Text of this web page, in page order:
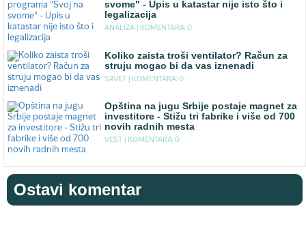
svome" - Upis u katastar nije isto što i
legalizacija
ANALIZA | KOMENTARA: 0
Koliko zaista troši ventilator? Račun za
struju mogao bi da vas iznenadi
SAVET | KOMENTARA: 0
Opština na jugu Srbije postaje magnet za
investitore - Stižu tri fabrike i više od 700
novih radnih mesta
VEST | KOMENTARA: 0
Ostavi komentar